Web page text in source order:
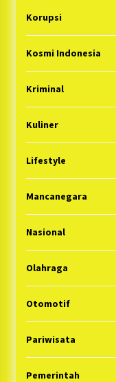
Korupsi
Kosmi Indonesia
Kriminal
Kuliner
Lifestyle
Mancanegara
Nasional
Olahraga
Otomotif
Pariwisata
Pemerintah